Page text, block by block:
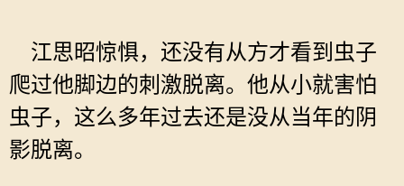
江思昭惊惧，还没有从方才看到虫子
爬过他脚边的刺激脱离。他从小就害怕
虫子，这么多年过去还是没从当年的阴
影脱离。